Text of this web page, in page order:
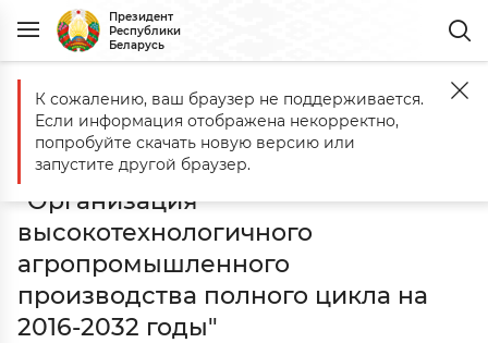
Президент
Республики
Беларусь
Главная События Доклад о ходе реализации инвестиционного
Доклад о ходе реализации
инвестиционного проекта
"Организация
высокотехнологичного
агропромышленного
производства полного цикла на
2016-2032 годы"
К сожалению, ваш браузер не поддерживается.
Если информация отображена некорректно,
попробуйте скачать новую версию или
запустите другой браузер.